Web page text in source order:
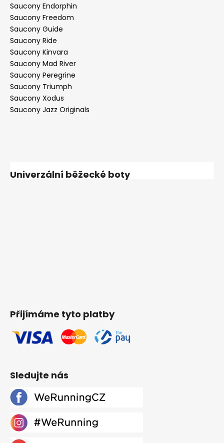
Saucony Endorphin
Saucony Freedom
Saucony Guide
Saucony Ride
Saucony Kinvara
Saucony Mad River
Saucony Peregrine
Saucony Triumph
Saucony Xodus
Saucony Jazz Originals
Univerzální běžecké boty
Přijímáme tyto platby
Sledujte nás